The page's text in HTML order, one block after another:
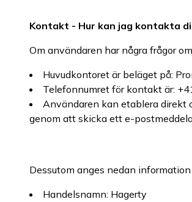
Kontakt - Hur kan jag kontakta
Om användaren har några frågor
Huvudkontoret är beläget på:
Telefonnumret för kontakt är:
Användaren kan etablera direkt
genom att skicka ett e-
Dessutom anges nedan
Handelsnamn: Hagerty